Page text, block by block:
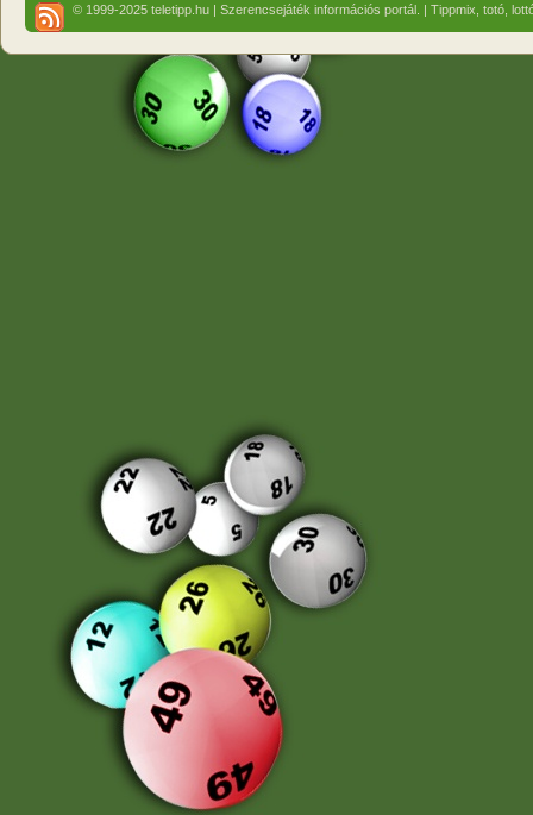
© 1999-2025 teletipp.hu | Szerencsejáték információs portál. | Tippmix, totó,